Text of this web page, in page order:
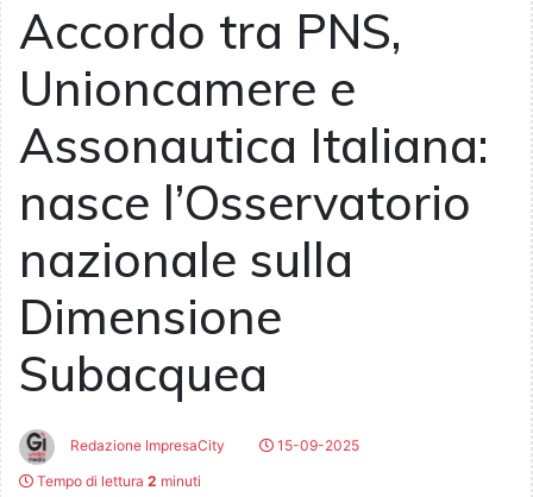
Accordo tra PNS,
Unioncamere e
Assonautica Italiana:
nasce l’Osservatorio
nazionale sulla
Dimensione
Subacquea
Redazione ImpresaCity
15-09-2025
Tempo di lettura 2 minuti